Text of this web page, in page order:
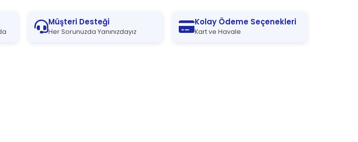
Müşteri Desteği
Her Sorunuzda Yanınızdayız
Kolay Ödeme Seçenekleri
Kart ve Havale